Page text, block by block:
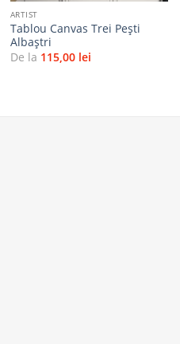
ARTIST
Tablou Canvas Trei Pești
Albaștri
De la 115,00 lei